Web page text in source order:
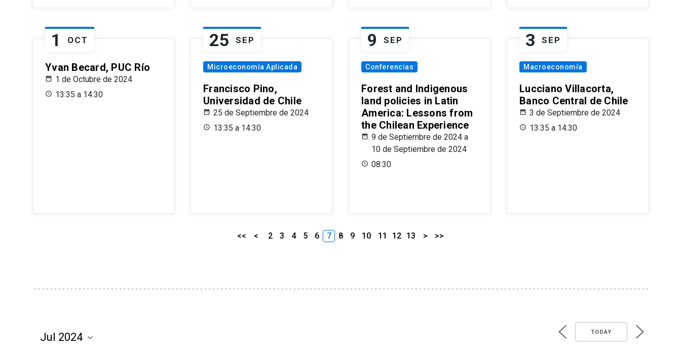
1 OCT
Yvan Becard, PUC Río
1 de Octubre de 2024
13:35 a 14:30
25 SEP
Microeconomía Aplicada
Francisco Pino,
Universidad de Chile
25 de Septiembre de 2024
13:35 a 14:30
9 SEP
Conferencias
Forest and Indigenous
land policies in Latin
America: Lessons from
the Chilean Experience
9 de Septiembre de 2024 a
10 de Septiembre de 2024
08:30
3 SEP
Macroeconomía
Lucciano Villacorta,
Banco Central de Chile
3 de Septiembre de 2024
13:35 a 14:30
<< < 2 3 4 5 6 7 8 9 10 11 12 13 > >>
TODAY